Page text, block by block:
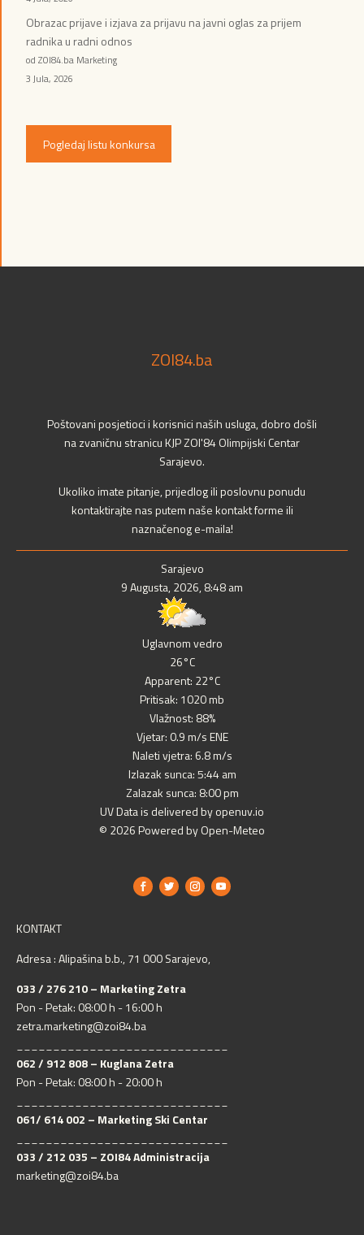
Obrazac prijave i izjava za prijavu na javni oglas za prijem
radnika u radni odnos
od ZOI84.ba Marketing
3 Jula, 2026
Pogledaj listu konkursa
ZOI84.ba
Poštovani posjetioci i korisnici naših usluga, dobro došli
na zvaničnu stranicu KJP ZOI'84 Olimpijski Centar
Sarajevo.
Ukoliko imate pitanje, prijedlog ili poslovnu ponudu
kontaktirajte nas putem naše kontakt forme ili
naznačenog e-maila!
Sarajevo
9 Augusta, 2026, 8:48 am
Uglavnom vedro
26°C
Apparent: 22°C
Pritisak: 1020 mb
Vlažnost: 88%
Vjetar: 0.9 m/s ENE
Naleti vjetra: 6.8 m/s
Izlazak sunca: 5:44 am
Zalazak sunca: 8:00 pm
UV Data is delivered by openuv.io
© 2026 Powered by Open-Meteo
KONTAKT
Adresa : Alipašina b.b., 71 000 Sarajevo,
033 / 276 210 – Marketing Zetra
Pon - Petak: 08:00 h - 16:00 h
zetra.marketing@zoi84.ba
062 / 912 808 – Kuglana Zetra
Pon - Petak: 08:00 h - 20:00 h
061/ 614 002 – Marketing Ski Centar
033 / 212 035 – ZOI84 Administracija
marketing@zoi84.ba